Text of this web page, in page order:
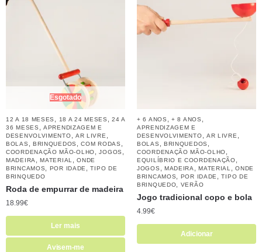
Esgotado
12 A 18 MESES 18 A 24 MESES ,24 A
36 MESES
,APRENDIZAGEM E
DESENVOLVIMENTO
AR LIVRE
BOLAS BRINQUEDOS ,COM RODAS
COORDENAÇÃO MÃO-OLHO ,JOGOS
MADEIRA ,MATERIAL ,ONDE
BRINCAMOS
POR IDADE ,TIPO DE
BRINQUEDO
Roda de empurrar de madeira
18.99€
Ler mais
Avisem-me
+ 6 ANOS ,+ 8 ANOS
APRENDIZAGEM E
DESENVOLVIMENTO
AR LIVRE
BOLAS BRINQUEDOS
COORDENAÇÃO MÃO-OLHO
EQUILÍBRIO E COORDENAÇÃO
JOGOS MADEIRA ,MATERIAL ,ONDE
BRINCAMOS
POR IDADE ,TIPO DE
BRINQUEDO
VERÃO
Jogo tradicional copo e bola
4.99€
Adicionar